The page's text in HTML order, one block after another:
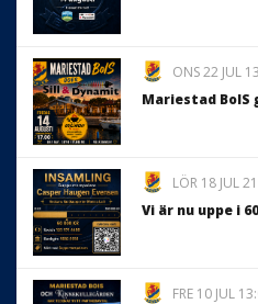
ONS 22 JUL
Mariestad BoIS
LÖR 18 JUL
Vi är nu uppe i
FRE 10 JUL